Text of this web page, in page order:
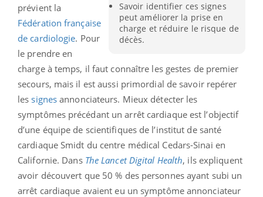
Savoir identifier ces signes
peut améliorer la prise en
charge et réduire le risque de
décès.
prévient la
Fédération française
de cardiologie. Pour
le prendre en
charge à temps, il faut connaître les gestes de premier
secours, mais il est aussi primordial de savoir repérer
les signes annonciateurs. Mieux détecter les
symptômes précédant un arrêt cardiaque est l’objectif
d’une équipe de scientifiques de l’institut de santé
cardiaque Smidt du centre médical Cedars-Sinai en
Californie. Dans The Lancet Digital Health, ils expliquent
avoir découvert que 50 % des personnes ayant subi un
arrêt cardiaque avaient eu un symptôme annonciateur